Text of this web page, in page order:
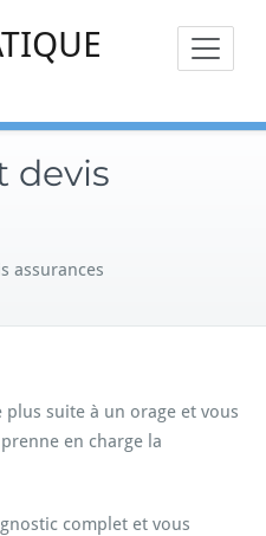
devis
assurances
suite à un orage et vous
en charge la
complet et vous